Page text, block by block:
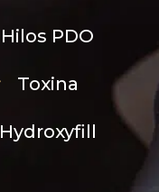
Hilos PDO
Toxina
Hydroxyfill